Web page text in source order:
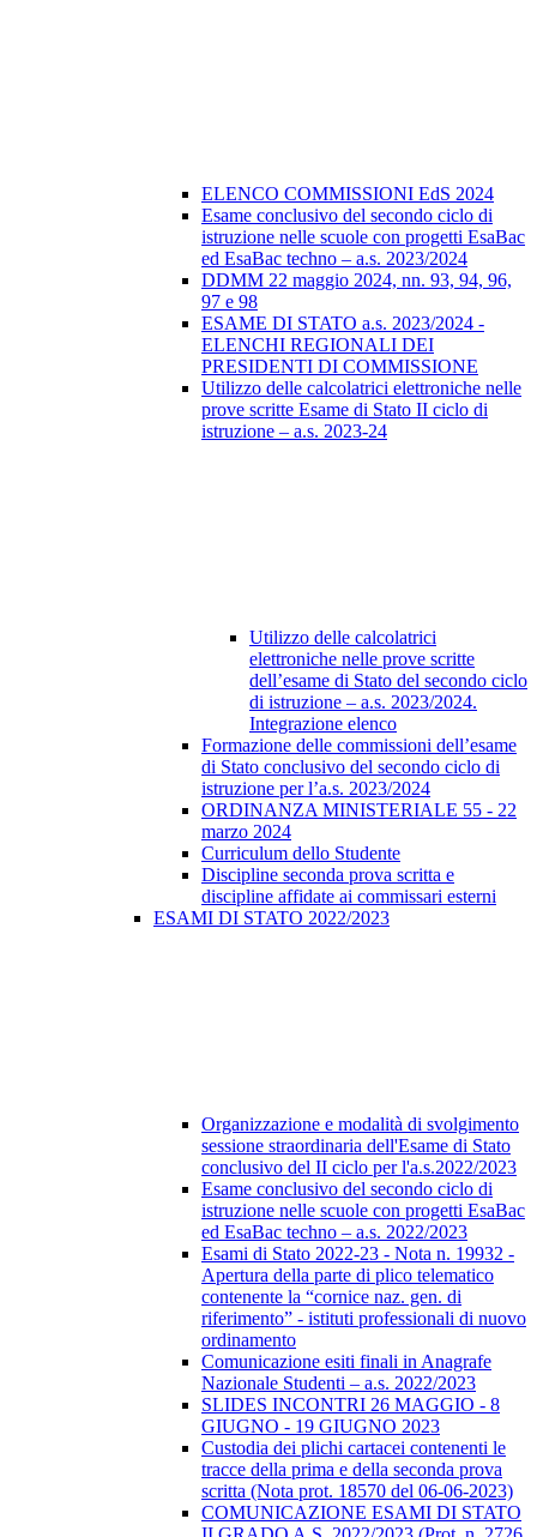
ELENCO COMMISSIONI EdS 2024
Esame conclusivo del secondo ciclo di
istruzione nelle scuole con progetti EsaBac
ed EsaBac techno – a.s. 2023/2024
DDMM 22 maggio 2024, nn. 93, 94, 96,
97 e 98
ESAME DI STATO a.s. 2023/2024 -
ELENCHI REGIONALI DEI
PRESIDENTI DI COMMISSIONE
Utilizzo delle calcolatrici elettroniche nelle
prove scritte Esame di Stato II ciclo di
istruzione – a.s. 2023-24
Utilizzo delle calcolatrici
elettroniche nelle prove scritte
dell’esame di Stato del secondo ciclo
di istruzione – a.s. 2023/2024.
Integrazione elenco
Formazione delle commissioni dell’esame
di Stato conclusivo del secondo ciclo di
istruzione per l’a.s. 2023/2024
ORDINANZA MINISTERIALE 55 - 22
marzo 2024
Curriculum dello Studente
Discipline seconda prova scritta e
discipline affidate ai commissari esterni
ESAMI DI STATO 2022/2023
Organizzazione e modalità di svolgimento
sessione straordinaria dell'Esame di Stato
conclusivo del II ciclo per l'a.s.2022/2023
Esame conclusivo del secondo ciclo di
istruzione nelle scuole con progetti EsaBac
ed EsaBac techno – a.s. 2022/2023
Esami di Stato 2022-23 - Nota n. 19932 -
Apertura della parte di plico telematico
contenente la “cornice naz. gen. di
riferimento” - istituti professionali di nuovo
ordinamento
Comunicazione esiti finali in Anagrafe
Nazionale Studenti – a.s. 2022/2023
SLIDES INCONTRI 26 MAGGIO - 8
GIUGNO - 19 GIUGNO 2023
Custodia dei plichi cartacei contenenti le
tracce della prima e della seconda prova
scritta (Nota prot. 18570 del 06-06-2023)
COMUNICAZIONE ESAMI DI STATO